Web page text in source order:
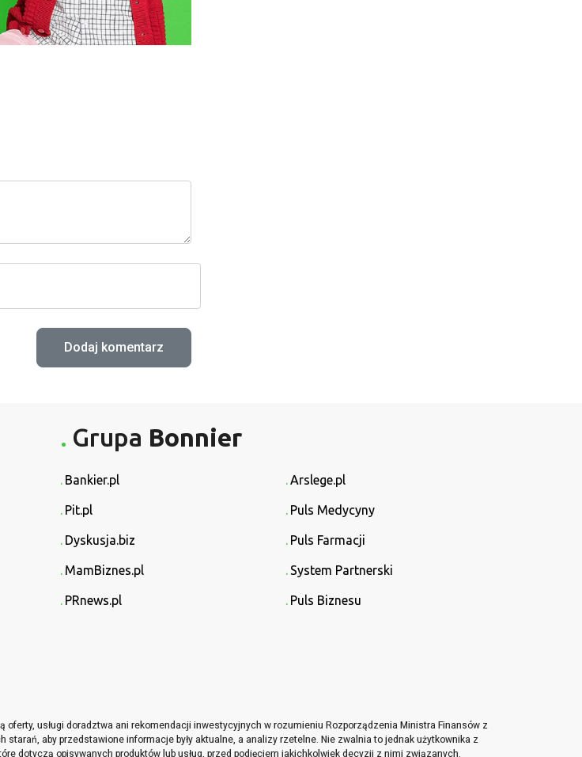
Grupa Bonnier
Bankier.pl
Pit.pl
Dyskusja.biz
MamBiznes.pl
PRnews.pl
Arslege.pl
Puls Medycyny
Puls Farmacji
System Partnerski
Puls Biznesu
usługi doradztwa ani rekomendacji inwestycyjnych w rozumieniu Rozporządzenia Ministra Finansów z
starań, aby przedstawione informacje były aktualne, a analizy rzetelne. Nie zwalnia to jednak użytkownika z
dotyczą opisywanych produktów lub usług, przed podjęciem jakichkolwiek decyzji z nimi związanych.